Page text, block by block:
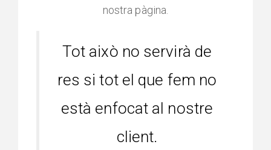
nostra pàgina.
Tot això no servirà de
res si tot el que fem no
està enfocat al nostre
client.